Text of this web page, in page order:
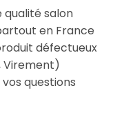
qualité salon
en France
défectueux
Virement)
questions